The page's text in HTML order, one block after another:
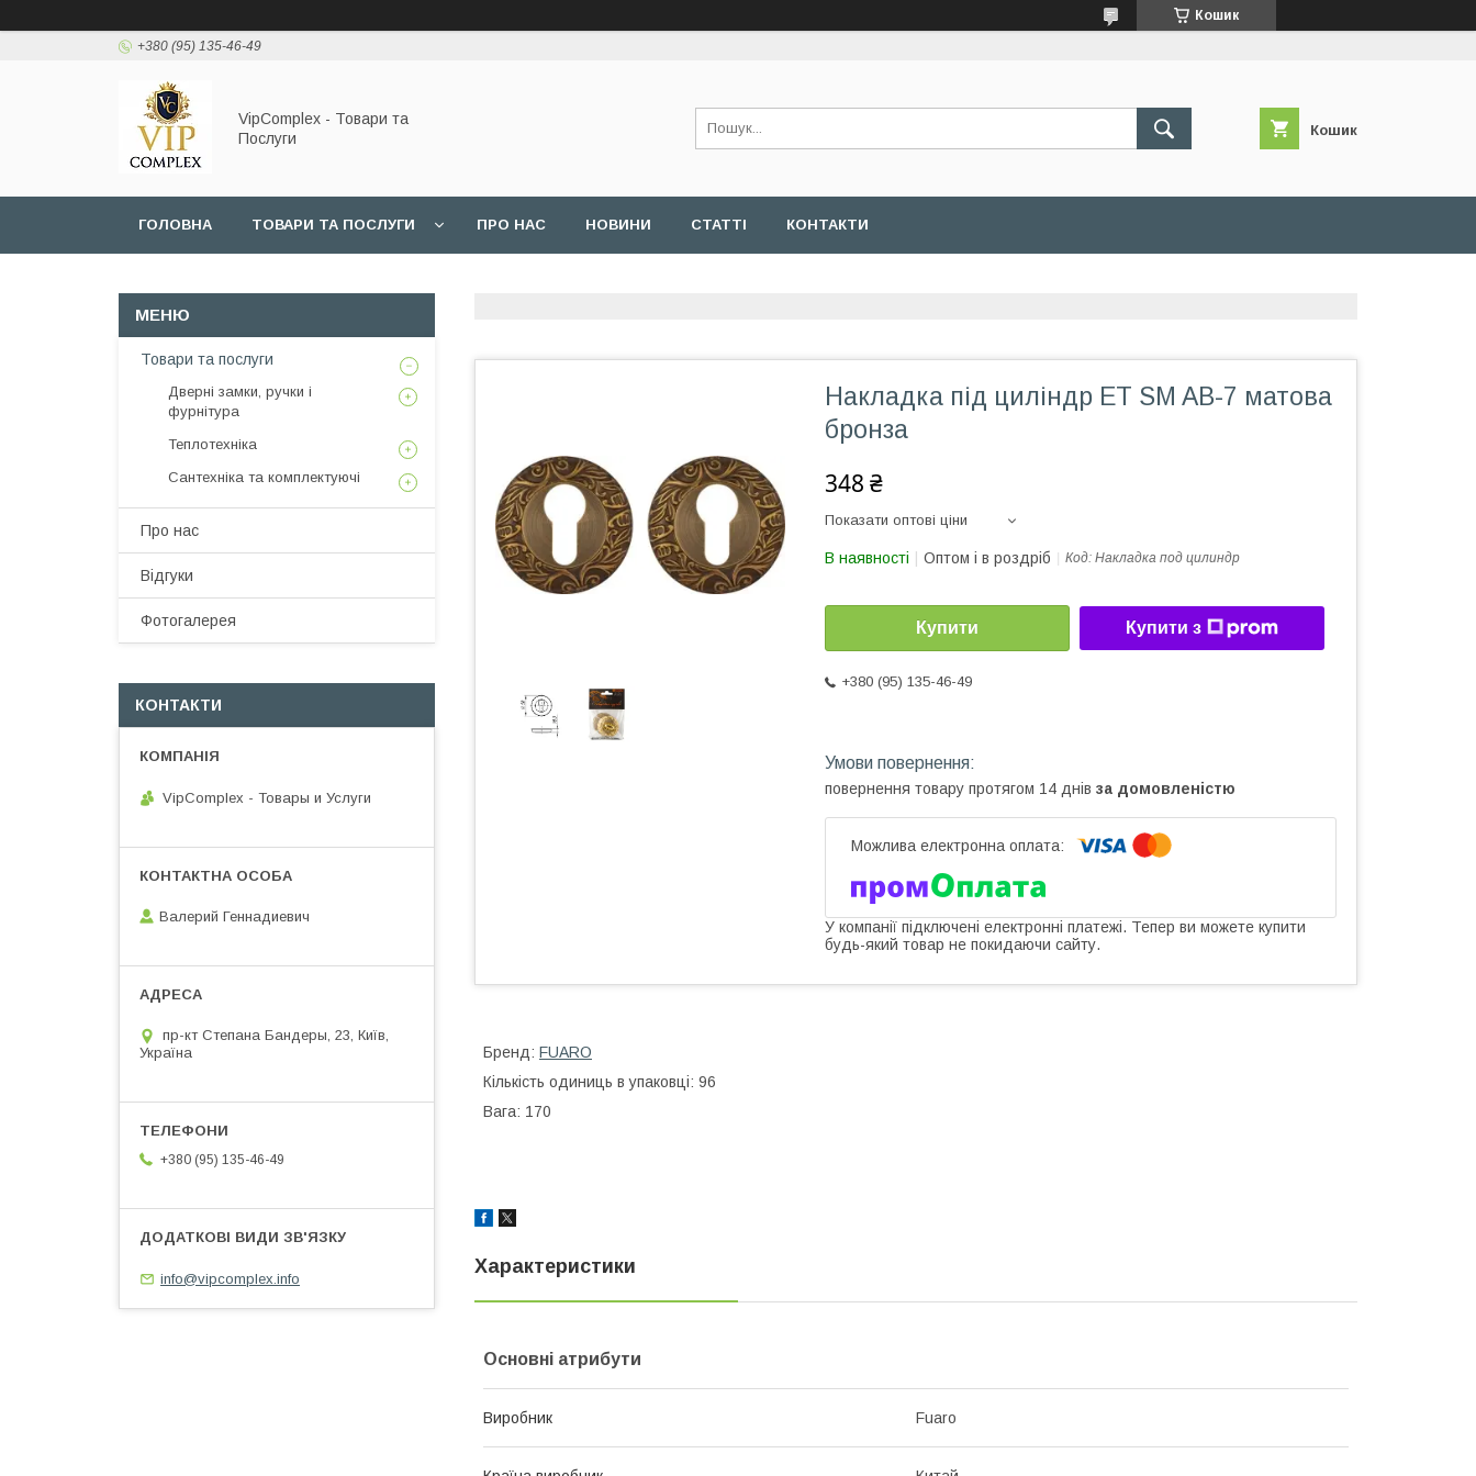
Кошик
+380 (95) 135-46-49
VipComplex - Товари та
Послуги
Кошик
ГОЛОВНА ТОВАРИ ТА ПОСЛУГИ ПРО НАС НОВИНИ СТАТТІ КОНТАКТИ
Накладка під циліндр ET SM AB-7 матова
бронза
348 ₴
Показати оптові ціни
В наявності Оптом і в роздріб Код: Накладка под цилиндр
Купити Купити з
+380 (95) 135-46-49
повернення товару протягом 14 днів за домовленістю
У компанії підключені електронні платежі. Тепер ви можете купити
будь-який товар не покидаючи сайту.
Бренд: FUARO
Кількість одиниць в упаковці: 96
Вага: 170
Характеристики
Основні атрибути
Виробник Fuaro
Товари та послуги
Дверні замки, ручки і
фурнітура
Теплотехніка
Сантехніка та комплектуючі
Про нас
Відгуки
Фотогалерея
КОНТАКТИ
VipComplex - Товары и Услуги
Валерий Геннадиевич
пр-кт Степана Бандеры, 23, Київ,
Україна
+380 (95) 135-46-49
info@vipcomplex.info